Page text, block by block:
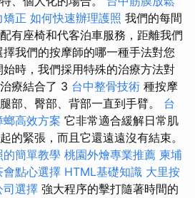
矯正 如何快速辦理護照 我們的每間
有座椅和代客泊車服務，距離我們
我們的按摩師的哪一種手法對您
時，我們採用特殊的治療方法對
療結合了 3 台中整骨技術 種按摩
部、臀部、背部一直到手臂。 台
螂高效方案 它非常適合緩解日常肌
的緊張，而且它還遠遠沒有結束。
的簡單教學 桃園外燴專業推薦 柬埔
會點心選擇 HTML基礎知識 大里按
司選擇 強大程序的擊打隨著時間的